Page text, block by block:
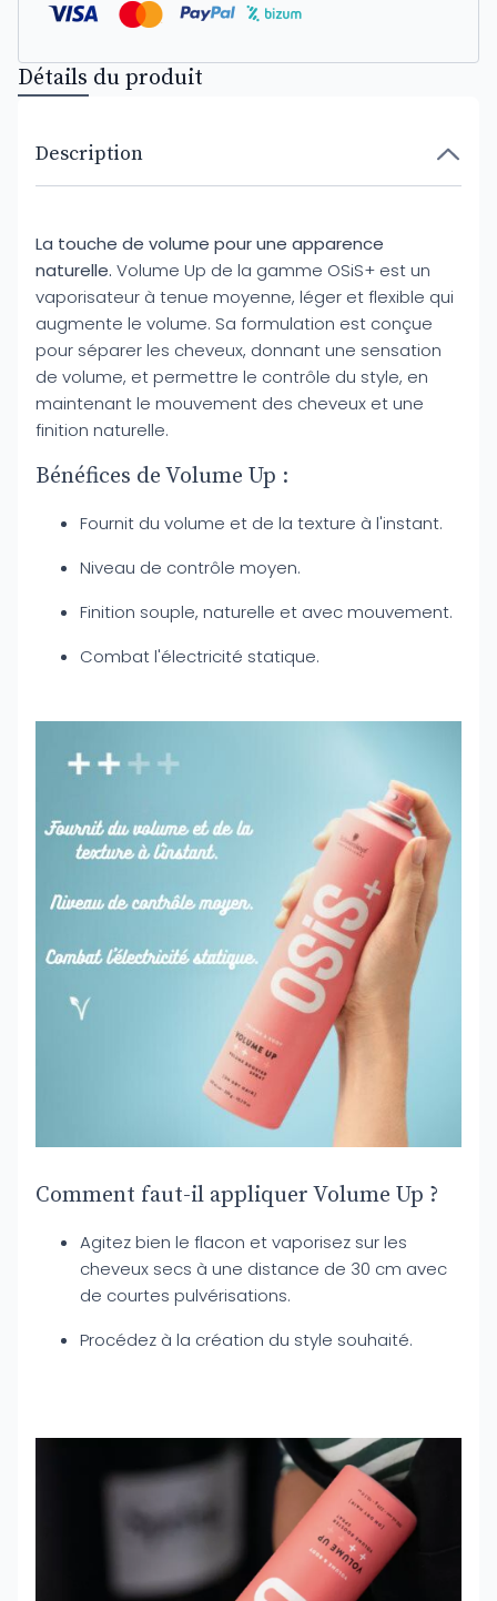
Détails du produit
Description
La touche de volume pour une apparence
naturelle. Volume Up de la gamme OSiS+ est un
vaporisateur à tenue moyenne, léger et flexible qui
augmente le volume. Sa formulation est conçue
pour séparer les cheveux, donnant une sensation
de volume, et permettre le contrôle du style, en
maintenant le mouvement des cheveux et une
finition naturelle.
Bénéfices de Volume Up :
Fournit du volume et de la texture à l'instant.
Niveau de contrôle moyen.
Finition souple, naturelle et avec mouvement.
Combat l'électricité statique.
Comment faut-il appliquer Volume Up ?
Agitez bien le flacon et vaporisez sur les
cheveux secs à une distance de 30 cm avec
de courtes pulvérisations.
Procédez à la création du style souhaité.